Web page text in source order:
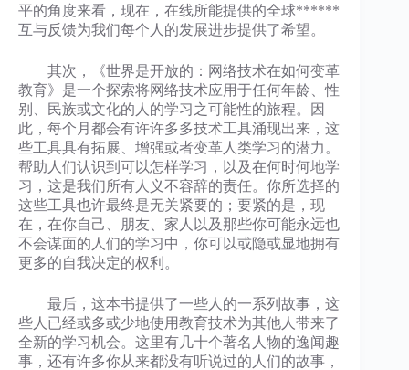
平的角度来看，现在，在线所能提供的全球******
互与反馈为我们每个人的发展进步提供了希望。
其次，《世界是开放的：网络技术在如何变革
教育》是一个探索将网络技术应用于任何年龄、性
别、民族或文化的人的学习之可能性的旅程。因
此，每个月都会有许许多多技术工具涌现出来，这
些工具具有拓展、增强或者变革人类学习的潜力。
帮助人们认识到可以怎样学习，以及在何时何地学
习，这是我们所有人义不容辞的责任。你所选择的
这些工具也许最终是无关紧要的；要紧的是，现
在，在你自己、朋友、家人以及那些你可能永远也
不会谋面的人们的学习中，你可以或隐或显地拥有
更多的自我决定的权利。
最后，这本书提供了一些人的一系列故事，这
些人已经或多或少地使用教育技术为其他人带来了
全新的学习机会。这里有几十个著名人物的逸闻趣
事，还有许多你从来都没有听说过的人们的故事，